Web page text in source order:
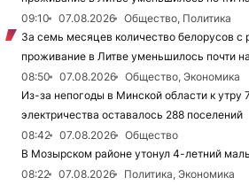
09:10
07.08.2026
Общество, Политика
За семь месяцев количество белорусов с
проживание в Литве уменьшилось почти
08:50
07.08.2026
Общество, Экономика
Из-за непогоды в Минской области к утру
электричества оставалось 288 поселений
08:42
07.08.2026
Общество
В Мозырском районе утонул 4-летний
08:22
07.08.2026
Политика, Экономика